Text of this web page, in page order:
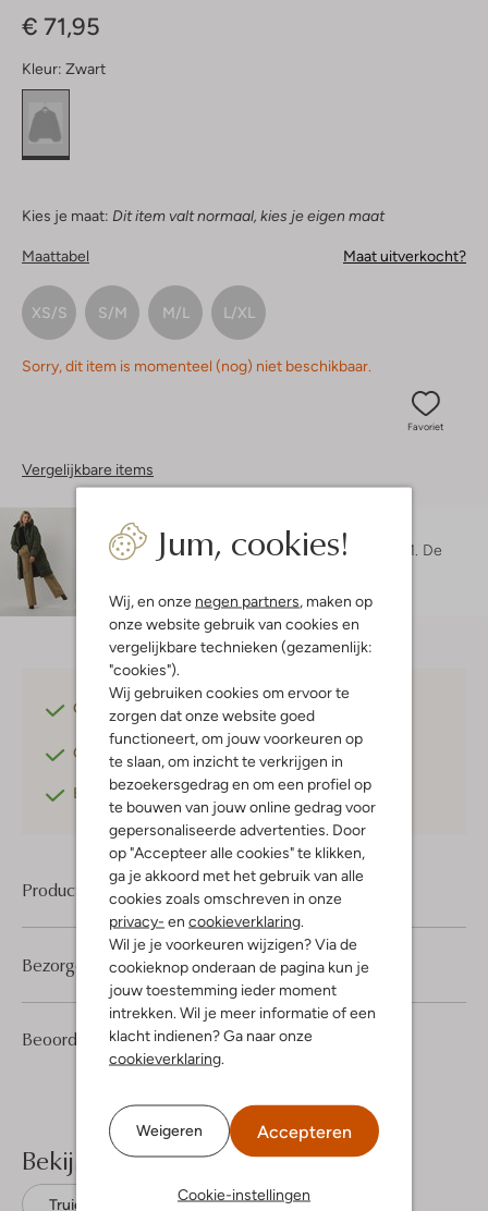
Jum, cookies!
Wij, en onze negen partners , maken op
onze website gebruik van cookies en
vergelijkbare technieken (gezamenlijk:
"cookies").
Wij gebruiken cookies om ervoor te
zorgen dat onze website goed
functioneert, om jouw voorkeuren op
te slaan, om inzicht te verkrijgen in
bezoekersgedrag en om een profiel op
te bouwen van jouw online gedrag voor
gepersonaliseerde advertenties. Door
op "Accepteer alle cookies" te klikken,
ga je akkoord met het gebruik van alle
cookies zoals omschreven in onze
privacy- en cookieverklaring
Wil je je voorkeuren wijzigen? Via de
cookieknop onderaan de pagina kun je
jouw toestemming ieder moment
intrekken. Wil je meer informatie of een
klacht indienen? Ga naar onze
cookieverklaring
Weigeren Accepteren
Cookie-instellingen
€ 71,95
Kleur: Zwart
Kies je maat: Dit item valt normaal, kies je eigen maat
Maattabel Maat uitverkocht?
XS/S S/M M/L L/XL
Sorry, dit item is momenteel (nog) niet beschikbaar.
Favoriet
Vergelijkbare items
Maatadvies
Danielle is 1 meter 74 lang en draagt maat S/M. De
Gratis verzending vanaf €75,-
Gratis retourneren binnen 30 dagen*
Betaal achterafmet Klarna
Product informatie
Beoordelingen (2) 3
2
3
Sterren
Bezorgen & retourneren
Bekijk meer
Truien Msch Copenhagen